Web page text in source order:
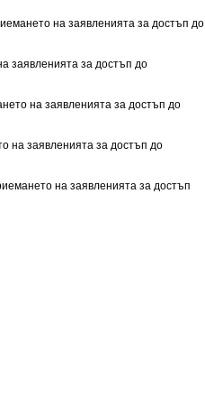
на заявленията за достъп до
заявленията за достъп до
на заявленията за достъп до
на заявленията за достъп до
на заявленията за достъп